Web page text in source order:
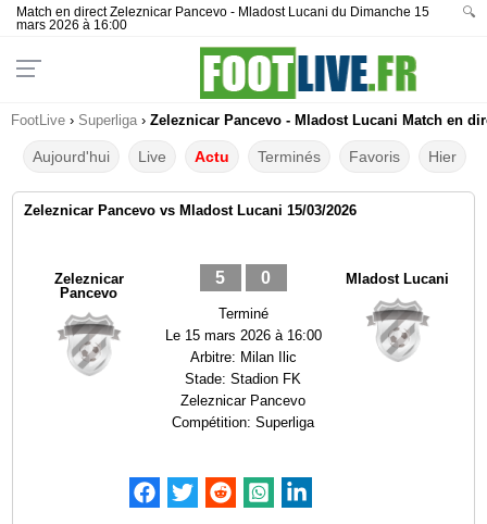
Match en direct Zeleznicar Pancevo - Mladost Lucani du Dimanche 15
mars 2026 à 16:00
🔍
FootLive › Superliga › Zeleznicar Pancevo - Mladost Lucani Match en
Aujourd'hui Live Actu Terminés Favoris Hier
Zeleznicar Pancevo vs Mladost Lucani 15/03/2026
Zeleznicar
Pancevo
5 0
Terminé
Le 15 mars 2026 à 16:00
Arbitre: Milan Ilic
Stade:Stadion FK
Zeleznicar Pancevo
Compétition:Superliga
Mladost Lucani